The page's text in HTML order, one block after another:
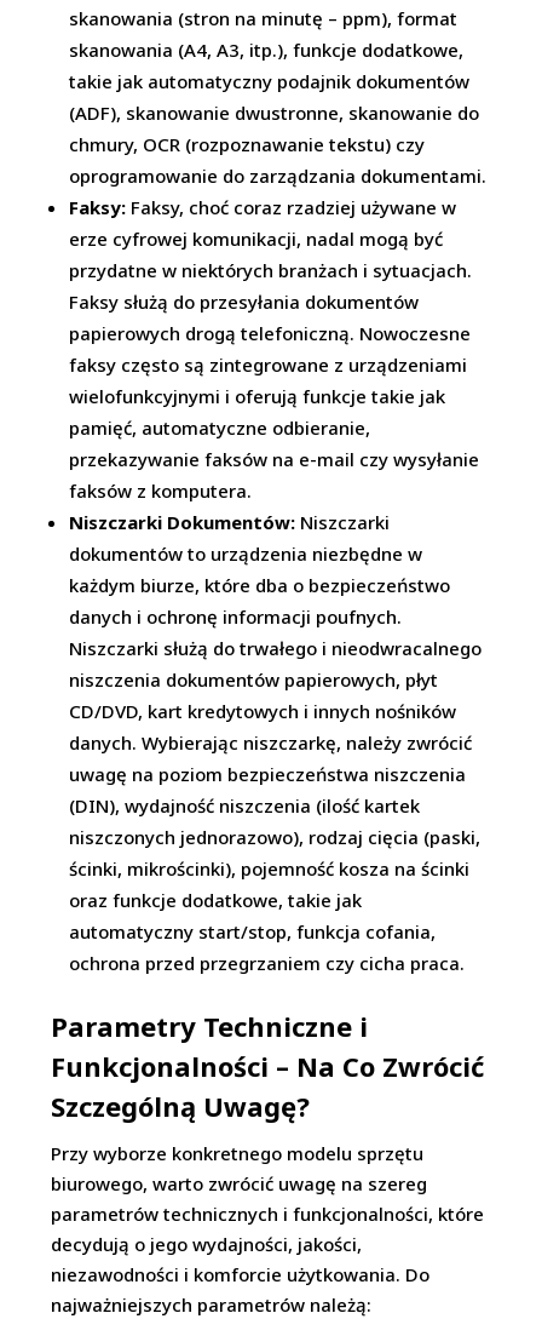
skanowania (stron na minutę – ppm), format
skanowania (A4, A3, itp.), funkcje dodatkowe,
takie jak automatyczny podajnik dokumentów
(ADF), skanowanie dwustronne, skanowanie do
chmury, OCR (rozpoznawanie tekstu) czy
oprogramowanie do zarządzania dokumentami.
Faksy: Faksy, choć coraz rzadziej używane w
erze cyfrowej komunikacji, nadal mogą być
przydatne w niektórych branżach i sytuacjach.
Faksy służą do przesyłania dokumentów
papierowych drogą telefoniczną. Nowoczesne
faksy często są zintegrowane z urządzeniami
wielofunkcyjnymi i oferują funkcje takie jak
pamięć, automatyczne odbieranie,
przekazywanie faksów na e-mail czy wysyłanie
faksów z komputera.
Niszczarki Dokumentów: Niszczarki
dokumentów to urządzenia niezbędne w
każdym biurze, które dba o bezpieczeństwo
danych i ochronę informacji poufnych.
Niszczarki służą do trwałego i nieodwracalnego
niszczenia dokumentów papierowych, płyt
CD/DVD, kart kredytowych i innych nośników
danych. Wybierając niszczarkę, należy zwrócić
uwagę na poziom bezpieczeństwa niszczenia
(DIN), wydajność niszczenia (ilość kartek
niszczonych jednorazowo), rodzaj cięcia (paski,
ścinki, mikrościnki), pojemność kosza na ścinki
oraz funkcje dodatkowe, takie jak
automatyczny start/stop, funkcja cofania,
ochrona przed przegrzaniem czy cicha praca.
Parametry Techniczne i
Funkcjonalności – Na Co Zwrócić
Szczególną Uwagę?
Przy wyborze konkretnego modelu sprzętu
biurowego, warto zwrócić uwagę na szereg
parametrów technicznych i funkcjonalności, które
decydują o jego wydajności, jakości,
niezawodności i komforcie użytkowania. Do
najważniejszych parametrów należą: